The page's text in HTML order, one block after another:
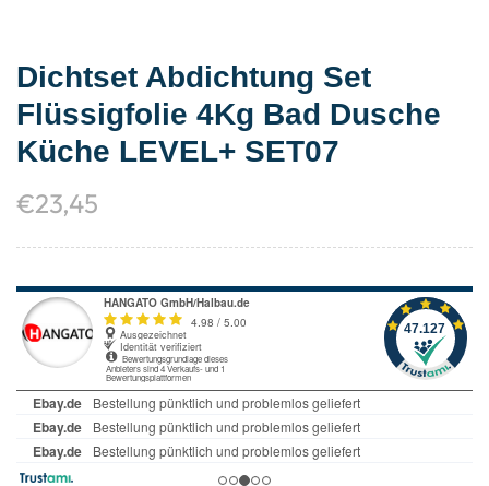
Dichtset Abdichtung Set
Flüssigfolie 4Kg Bad Dusche
Küche LEVEL+ SET07
€23,45